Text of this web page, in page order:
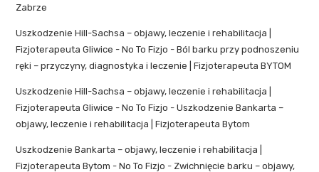
Zabrze
Uszkodzenie Hill-Sachsa – objawy, leczenie i rehabilitacja |
Fizjoterapeuta Gliwice - No To Fizjo -Ból barku przy podnoszeniu
ręki – przyczyny, diagnostyka i leczenie | Fizjoterapeuta BYTOM
Uszkodzenie Hill-Sachsa – objawy, leczenie i rehabilitacja |
Fizjoterapeuta Gliwice - No To Fizjo -Uszkodzenie Bankarta –
objawy, leczenie i rehabilitacja | Fizjoterapeuta Bytom
Uszkodzenie Bankarta – objawy, leczenie i rehabilitacja |
Fizjoterapeuta Bytom - No To Fizjo - Zwichnięcie barku – objawy,